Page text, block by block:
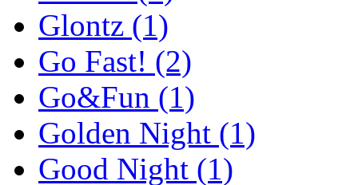
Glontz (1)
Go Fast! (2)
Go&Fun (1)
Golden Night (1)
Good Night (1)